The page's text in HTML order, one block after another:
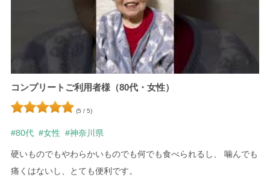
コンプリートご利用者様（80代・女性）
(5 / 5)
#80代 #女性 #神奈川県
硬いものでもやわらかいものでも何でも食べられるし、 噛んでも
痛くはないし、とても便利です。